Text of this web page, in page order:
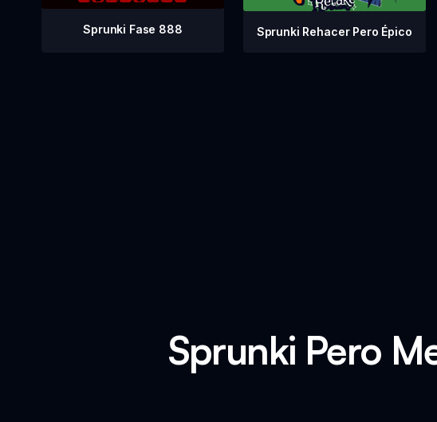
Sprunki Fase 888 Sprunki Rehacer Pero Épico
Sprunki Pero